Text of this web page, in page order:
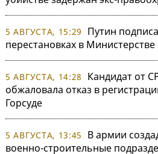
5 АВГУСТА, 15:29
Путин
перестановках в
5 АВГУСТА, 14:28
Кандидат от
обжаловала отказ в
Горсуде
5 АВГУСТА, 13:45
В армии
военно-строительные